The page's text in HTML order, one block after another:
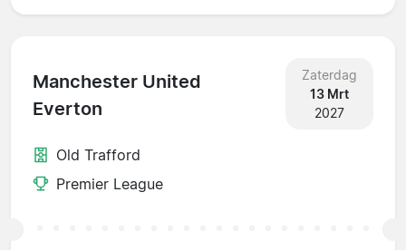
Manchester United
Everton
Zaterdag
13 Mrt
2027
Old Trafford
Premier League